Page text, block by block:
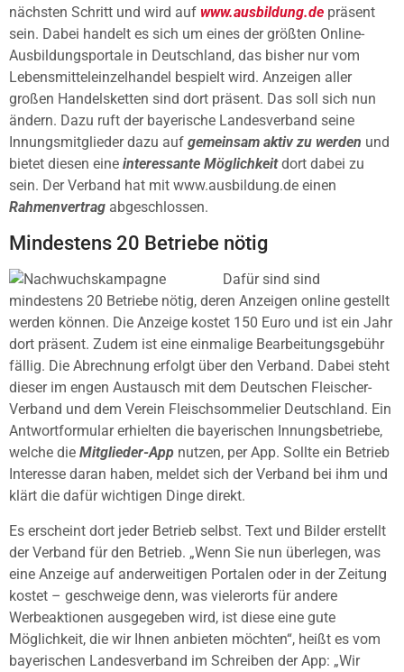
nächsten Schritt und wird auf www.ausbildung.de präsent
sein. Dabei handelt es sich um eines der größten Online-
Ausbildungsportale in Deutschland, das bisher nur vom
Lebensmitteleinzelhandel bespielt wird. Anzeigen aller
großen Handelsketten sind dort präsent. Das soll sich nun
ändern. Dazu ruft der bayerische Landesverband seine
Innungsmitglieder dazu auf gemeinsam aktiv zu werden und
bietet diesen eine interessante Möglichkeitdort dabei zu
sein. Der Verband hat mit www.ausbildung.de einen
Rahmenvertrag abgeschlossen.
Mindestens 20 Betriebe nötig
Dafür sind sind
mindestens 20 Betriebe nötig, deren Anzeigen online gestellt
werden können. Die Anzeige kostet 150 Euro und ist ein Jahr
dort präsent. Zudem ist eine einmalige Bearbeitungsgebühr
fällig. Die Abrechnung erfolgt über den Verband. Dabei steht
dieser im engen Austausch mit dem Deutschen Fleischer-
Verband und dem Verein Fleischsommelier Deutschland. Ein
Antwortformular erhielten die bayerischen Innungsbetriebe,
welche die Mitglieder-App nutzen, per App. Sollte ein Betrieb
Interesse daran haben, meldet sich der Verband bei ihm und
klärt die dafür wichtigen Dinge direkt.
Es erscheint dort jeder Betrieb selbst. Text und Bilder erstellt
der Verband für den Betrieb. „Wenn Sie nun überlegen, was
eine Anzeige auf anderweitigen Portalen oder in der Zeitung
kostet – geschweige denn, was vielerorts für andere
Werbeaktionen ausgegeben wird, ist diese eine gute
Möglichkeit, die wir Ihnen anbieten möchten“, heißt es vom
bayerischen Landesverband im Schreiben der App: „Wir